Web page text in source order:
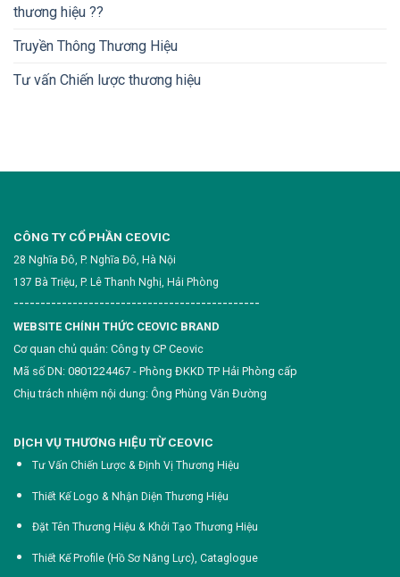
thương hiệu ??
Truyền Thông Thương Hiệu
Tư vấn Chiến lược thương hiệu
CÔNG TY CỔ PHẦN CEOVIC
28 Nghĩa Đô, P. Nghĩa Đô, Hà Nội
137 Bà Triệu, P. Lê Thanh Nghị, Hải Phòng
----------------------------------------------
WEBSITE CHÍNH THỨC CEOVIC BRAND
Cơ quan chủ quản: Công ty CP Ceovic
Mã số DN: 0801224467 - Phòng ĐKKD TP Hải Phòng cấp
Chịu trách nhiệm nội dung: Ông Phùng Văn Đường
DỊCH VỤ THƯƠNG HIỆU TỪ CEOVIC
Tư Vấn Chiến Lược & Định Vị Thương Hiệu
Thiết Kế Logo & Nhận Diện Thương Hiệu
Đặt Tên Thương Hiệu & Khởi Tạo Thương Hiệu
Thiết Kế Profile (Hồ Sơ Năng Lực), Cataglogue